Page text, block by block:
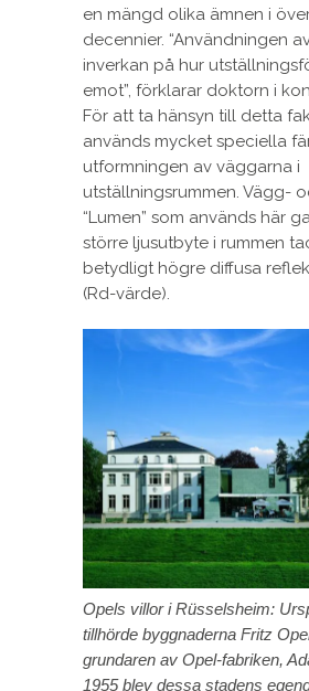
en mängd olika ämnen i
decennier. “Användningen
inverkan på hur
emot”, förklarar doktorn i
För att ta hänsyn till detta
används mycket speciella
utformningen av väggarna i
utställningsrummen. Vägg-
“Lumen” som används här
större ljusutbyte i rummen
betydligt högre diffusa
(Rd-värde).
Opels villor i Rüsselsheim:
tillhörde byggnaderna Fritz
grundaren av Opel-fabriken,
1955 blev dessa stadens